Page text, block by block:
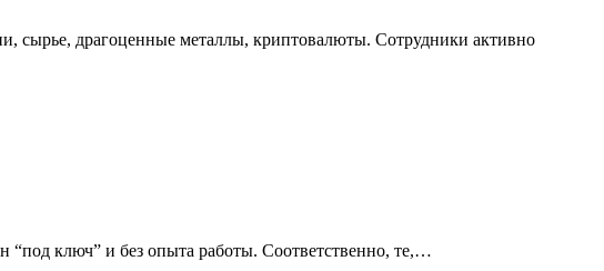
сырье, драгоценные металлы, криптовалюты. Сотрудники активно
“под ключ” и без опыта работы. Соответственно, те,…